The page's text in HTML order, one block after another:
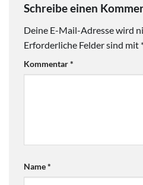
Schreibe einen
Deine E-Mail-Adresse wird
Erforderliche Felder sind mit
Kommentar*
Name*